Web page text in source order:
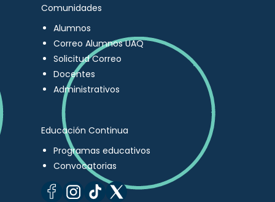
Comunidades
Alumnos
Correo Alumnos UAQ
Solicitud Correo
Docentes
Administrativos
Educación Continua
Programas educativos
Convocatorias